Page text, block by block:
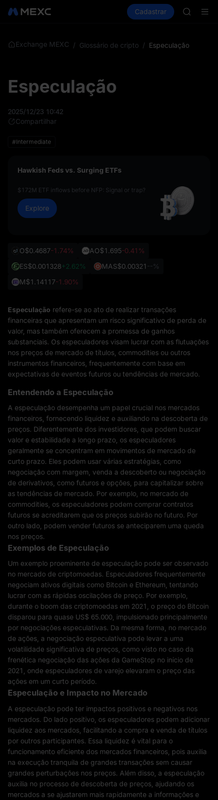
Mercados Spot Futuros
Cadastrar
AAOI
SPCX
Exchange MEXC / Glossário de cripto / Especulação
Especulação
2025/12/23 10:42
Compartilhar
#Intermediate
Hawkish Feds vs. Surging ETFs
$172M ETF inflows before NFP: Signal or trap?
Explore
O$0.4687-1.74% AO$1.695-0.41%
ES$0.001328+2.62% MAS$0.00321 --%
M$1.14117-1.90%
Especulação refere-se ao ato de realizar transações
financeiras que apresentam um risco significativo de perda de
valor, mas também oferecem a promessa de ganhos
substanciais. Os especuladores visam lucrar com as flutuações
nos preços de mercado de títulos, commodities ou outros
instrumentos financeiros, frequentemente com base em
expectativas de eventos futuros ou tendências de mercado.
Entendendo a Especulação
A especulação desempenha um papel crucial nos mercados
financeiros, fornecendo liquidez e auxiliando na descoberta de
preços. Diferentemente dos investidores, que podem buscar
valor e estabilidade a longo prazo, os especuladores
geralmente se concentram em movimentos de mercado de
curto prazo. Eles podem usar várias estratégias, como
negociação com margem, venda a descoberto ou negociação
de derivativos, como futuros e opções, para capitalizar sobre
as tendências de mercado. Por exemplo, no mercado de
commodities, os especuladores podem comprar contratos
futuros se acreditarem que os preços subirão no futuro. Por
outro lado, podem vender futuros se anteciparem uma queda
nos preços.
Exemplos de Especulação
Um exemplo proeminente de especulação pode ser observado
no mercado de criptomoedas. Especuladores frequentemente
negociam ativos digitais como Bitcoin e Ethereum, tentando
lucrar com as rápidas oscilações de preço. Por exemplo,
durante o boom das criptomoedas em 2021, o preço do Bitcoin
disparou para quase US$ 65.000, impulsionado principalmente
por negociações especulativas. Da mesma forma, no mercado
de ações, a negociação especulativa pode levar a uma
volatilidade significativa de preços, como visto no caso da
frenética negociação das ações da GameStop no início de
2021, onde especuladores de varejo elevaram o preço das
ações em um curto período.
Especulação e Impacto no Mercado
A especulação pode ter impactos positivos e negativos nos
mercados. Do lado positivo, os especuladores podem adicionar
liquidez aos mercados, facilitando a compra e venda de títulos
por outros participantes. Essa liquidez é vital para o
funcionamento eficiente dos mercados financeiros, pois auxilia
na execução tranquila de grandes transações sem causar
grandes perturbações nos preços. Além disso, a especulação
auxilia no processo de descoberta de preços, ajudando os
mercados a se ajustarem mais rapidamente a informações e